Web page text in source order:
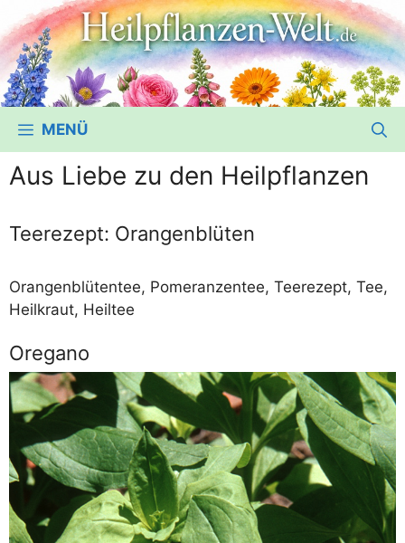
Inhalt
springen
MENÜ
Aus Liebe zu den Heilpflanzen
Teerezept: Orangenblüten
Oran­gen­blü­ten­tee, Pome­ran­zen­tee, Tee­re­zept, Tee,
Heil­kraut, Heiltee
Oregano